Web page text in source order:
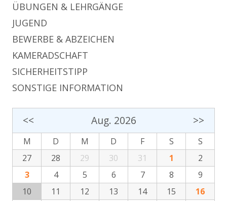
ÜBUNGEN & LEHRGÄNGE
JUGEND
BEWERBE & ABZEICHEN
KAMERADSCHAFT
SICHERHEITSTIPP
SONSTIGE INFORMATION
<< Aug. 2026 >>
M D M D F S
S
27
28 29 30 31 1
2
3
4 5 6 7 8
9
10
11 12 13 14 15
16